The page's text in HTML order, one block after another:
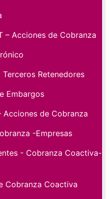
– Acciones de Cobranza
Retenedores
Embargos
Acciones de Cobranza
-Empresas
- Cobranza Coactiva-
Cobranza Coactiva